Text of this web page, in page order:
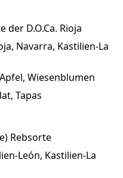
D.O.Ca. Rioja
Navarra, Kastilien-La
Wiesenblumen
Tapas
Rebsorte
León, Kastilien-La